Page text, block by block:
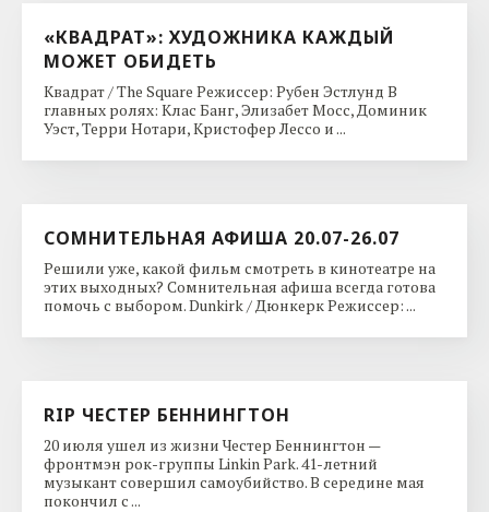
«КВАДРАТ»: ХУДОЖНИКА КАЖДЫЙ
МОЖЕТ ОБИДЕТЬ
Квадрат / The Square Режиссер: Рубен Эстлунд В
главных ролях: Клас Банг, Элизабет Мосс, Доминик
Уэст, Терри Нотари, Кристофер Лессо и ...
СОМНИТЕЛЬНАЯ АФИША 20.07-26.07
Решили уже, какой фильм смотреть в кинотеатре на
этих выходных? Сомнительная афиша всегда готова
помочь с выбором. Dunkirk / Дюнкерк Режиссер: ...
RIP ЧЕСТЕР БЕННИНГТОН
20 июля ушел из жизни Честер Беннингтон —
фронтмэн рок-группы Linkin Park. 41-летний
музыкант совершил самоубийство. В середине мая
покончил с ...